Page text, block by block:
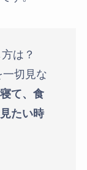
は？
一切見な
て、食
たい時